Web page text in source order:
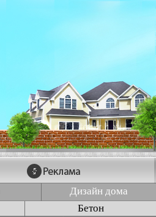
Дизайн дома
Бетон